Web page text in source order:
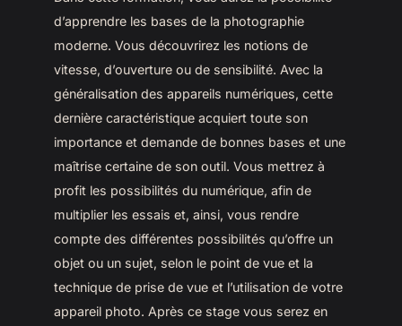
d’apprendre les bases de la photographie
moderne. Vous découvrirez les notions de
vitesse, d’ouverture ou de sensibilité. Avec la
généralisation des appareils numériques, cette
dernière caractéristique acquiert toute son
importance et demande de bonnes bases et une
maîtrise certaine de son outil. Vous mettrez à
profit les possibilités du numérique, afin de
multiplier les essais et, ainsi, vous rendre
compte des différentes possibilités qu’offre un
objet ou un sujet, selon le point de vue et la
technique de prise de vue et l’utilisation de votre
appareil photo. Après ce stage vous serez en